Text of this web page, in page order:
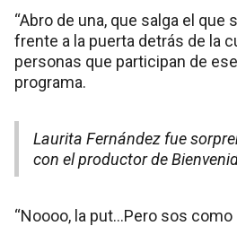
“Abro de una, que salga el que
frente a la puerta detrás de la
personas que participan de
programa.
Laurita Fernández fue
con el productor de
“Noooo, la put…Pero sos como